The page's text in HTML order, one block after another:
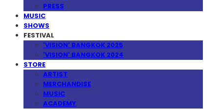
PRESS
MUSIC
SHOWS
FESTIVAL
'VISION' BANGKOK 2025
'VISION' BANGKOK 2024
STORE
ARTIST
MERCHANDISE
MUSIC
ACADEMY